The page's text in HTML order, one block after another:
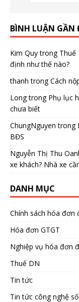
BÌNH LUẬN GẦN
Kim Quytrong Thuế
định như thế nào?
thanh trongCách
Longtrong Phụ lục
chưa biết
ChungNguyen trong
BĐS
Nguyễn Thị Thu
xe khách? Nhà xe
DANH MỤC
Chính sách hóa đơn
Hóa đơn GTGT
Nghiệp vụ hóa đơn
Thuế DN
Tin tức
Tin tức công nghệ số